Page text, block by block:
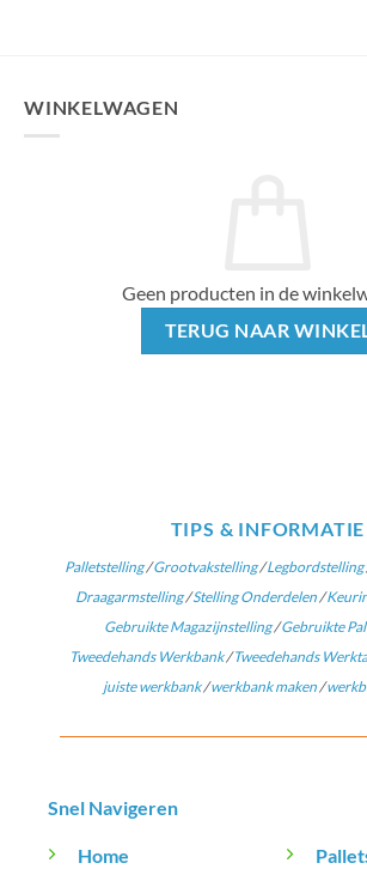
WINKELWAGEN
Geen producten in de
TERUG NAAR
TIPS & INFORMATIE
Palletstelling/Grootvakstelling/Legbordstelling
Draagarmstelling/Stelling Onderdelen/
Gebruikte Magazijnstelling/Gebruikte
Tweedehands Werkbank/Tweedehands
juiste werkbank/werkbank maken /
Snel Navigeren
Home